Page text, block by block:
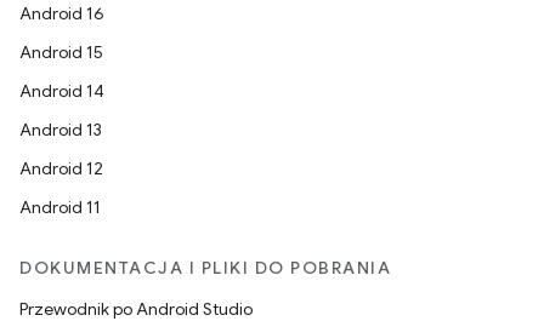
Android 16
Android 15
Android 14
Android 13
Android 12
Android 11
DOKUMENTACJA I PLIKI DO POBRANIA
Przewodnik po Android Studio